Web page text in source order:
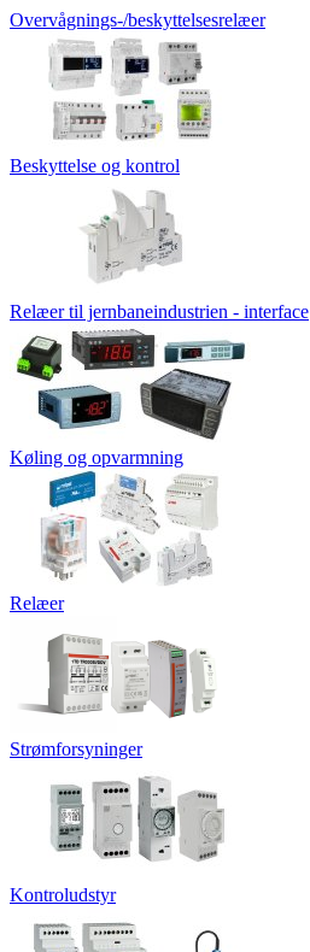
Overvågnings-/beskyttelsesrelæer
Beskyttelse og kontrol
Relæer til jernbaneindustrien - interface
Køling og opvarmning
Relæer
Strømforsyninger
Kontroludstyr